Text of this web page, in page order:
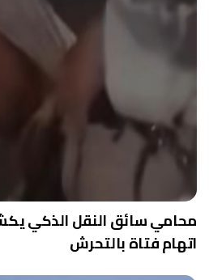
محامي سائق النقل الذكي
اتهام فتاة بالتحرش